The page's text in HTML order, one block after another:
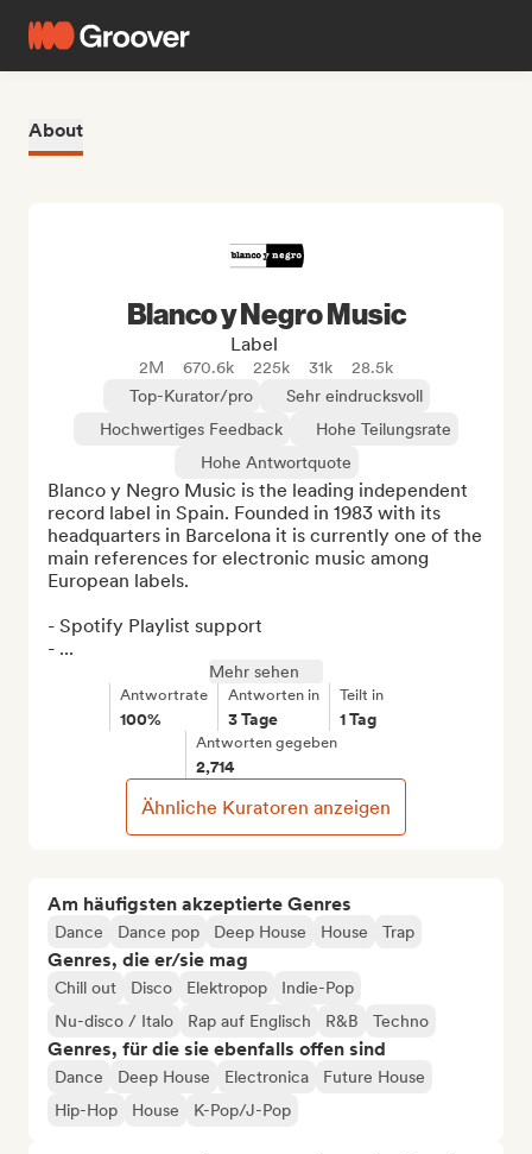
About
Am häufigsten akzeptierte Genres
Dance Dance pop Deep House House Trap
Genres, die er/sie mag
Chill out Disco Elektropop
Indie-Pop
Nu-disco / Italo
Rap auf Englisch R&B Techno
Genres, für die sie ebenfalls offen sind
Dance Deep House Electronica
Future House
Hip-Hop
House K-Pop/J-Pop
Blanco y Negro Music
Label
2M 670.6k 225k 31k
28.5k
Top-Kurator/pro
Sehr eindrucksvoll
Hochwertiges Feedback
Hohe Teilungsrate
Hohe Antwortquote
Blanco y Negro Music is the leading independent
record label in Spain. Founded in 1983 with its
headquarters in Barcelona it is currently one of the
main references for electronic music among
European labels.
- Spotify Playlist support
- ...
Mehr sehen
Antwortrate
100%
Antworten in
3 Tage
Teilt in
1 Tag
Antworten gegeben
2,714
Ähnliche Kuratoren anzeigen